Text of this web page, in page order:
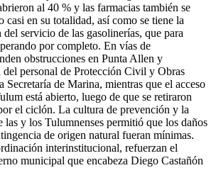
al 40 % y las farmacias también se
casi en su totalidad, así como se tiene la
servicio de las gasolinerías, que para
por completo. En vías de
obstrucciones en Punta Allen y
del personal de Protección Civil y Obras
Secretaría de Marina, mientras que el acceso
está abierto, luego de que se retiraron
el ciclón. La cultura de prevención y la
las y los Tulumnenses permitió que los daños
de origen natural fueran mínimas.
interinstitucional, refuerzan el
municipal que encabeza Diego Castañón